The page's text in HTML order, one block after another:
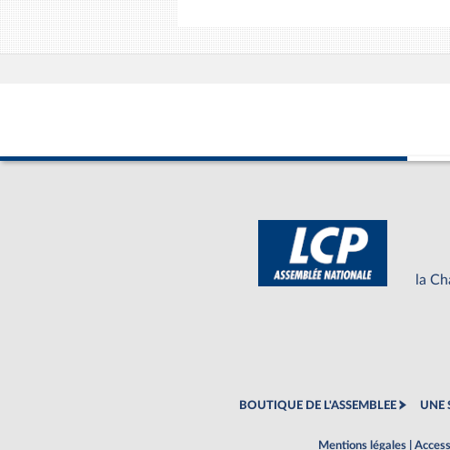
la
BOUTIQUE DE L'ASSEMBLEE UNE
Mentions légales